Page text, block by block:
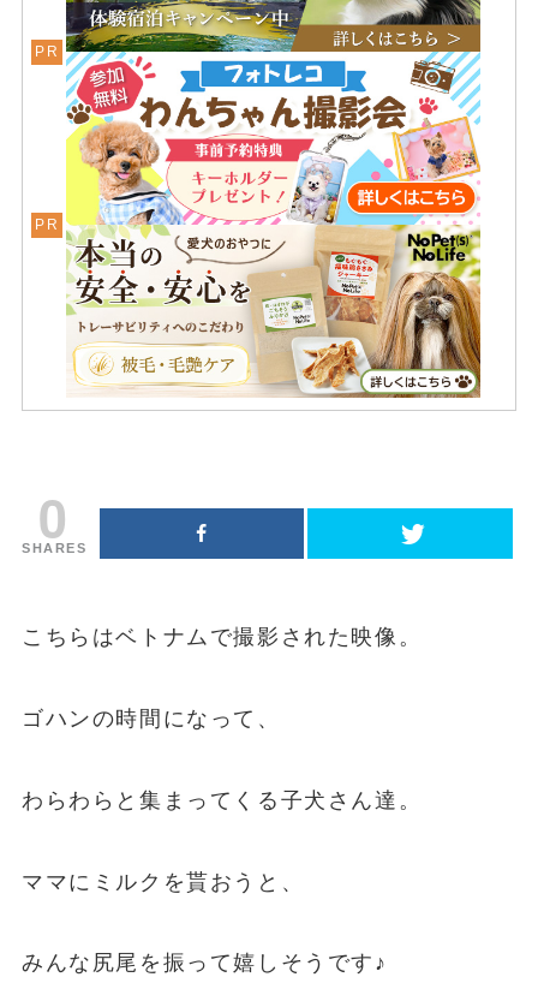
0
SHARES
こちらはベトナムで撮影された映像。
ゴハンの時間になって、
わらわらと集まってくる子犬さん達。
ママにミルクを貰おうと、
みんな尻尾を振って嬉しそうです♪